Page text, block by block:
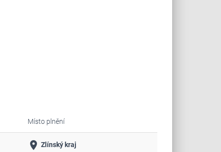
Místo plnění
place Zlínský kraj